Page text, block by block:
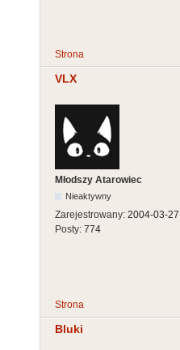
Strona
VLX
Młodszy Atarowiec
Nieaktywny
Zarejestrowany: 2004-03-27
Posty: 774
Strona
Bluki